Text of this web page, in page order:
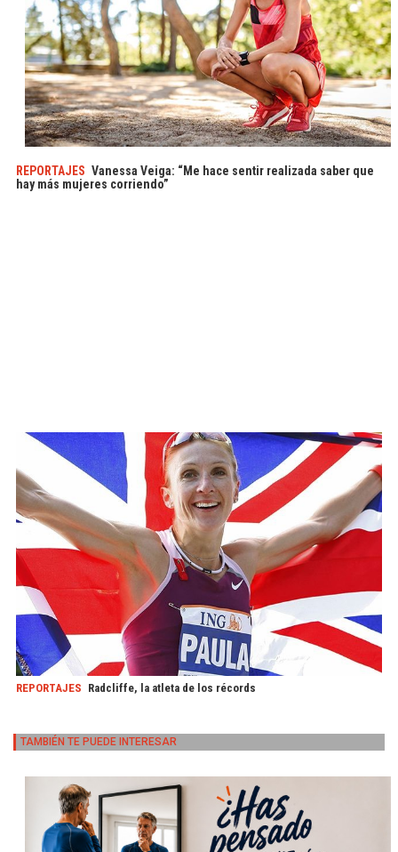
REPORTAJES Vanessa Veiga: “Me hace sentir realizada saber que
hay más mujeres corriendo”
REPORTAJES Radcliffe, la atleta de los récords
TAMBIÉN TE PUEDE INTERESAR